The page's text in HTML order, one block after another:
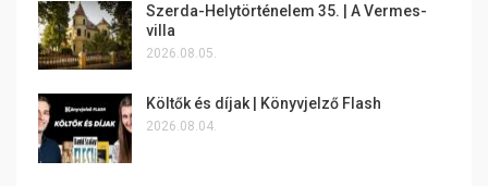
Szerda-Helytörténelem 35. | A Vermes-
villa
2026.08.05.
Költők és díjak | Könyvjelző Flash
2026.08.04.